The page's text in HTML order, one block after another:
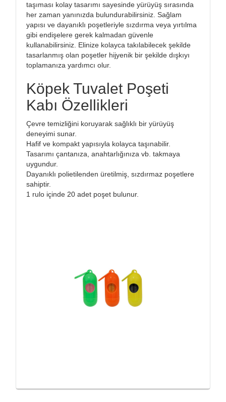
taşıması kolay tasarımı sayesinde yürüyüş sırasında
her zaman yanınızda bulundurabilirsiniz. Sağlam
yapısı ve dayanıklı poşetleriyle sızdırma veya yırtılma
gibi endişelere gerek kalmadan güvenle
kullanabilirsiniz. Elinize kolayca takılabilecek şekilde
tasarlanmış olan poşetler hijyenik bir şekilde dışkıyı
toplamanıza yardımcı olur.
Köpek Tuvalet Poşeti
Kabı Özellikleri
Çevre temizliğini koruyarak sağlıklı bir yürüyüş
deneyimi sunar.
Hafif ve kompakt yapısıyla kolayca taşınabilir.
Tasarımı çantanıza, anahtarlığınıza vb. takmaya
uygundur.
Dayanıklı polietilenden üretilmiş, sızdırmaz poşetlere
sahiptir.
1 rulo içinde 20 adet poşet bulunur.